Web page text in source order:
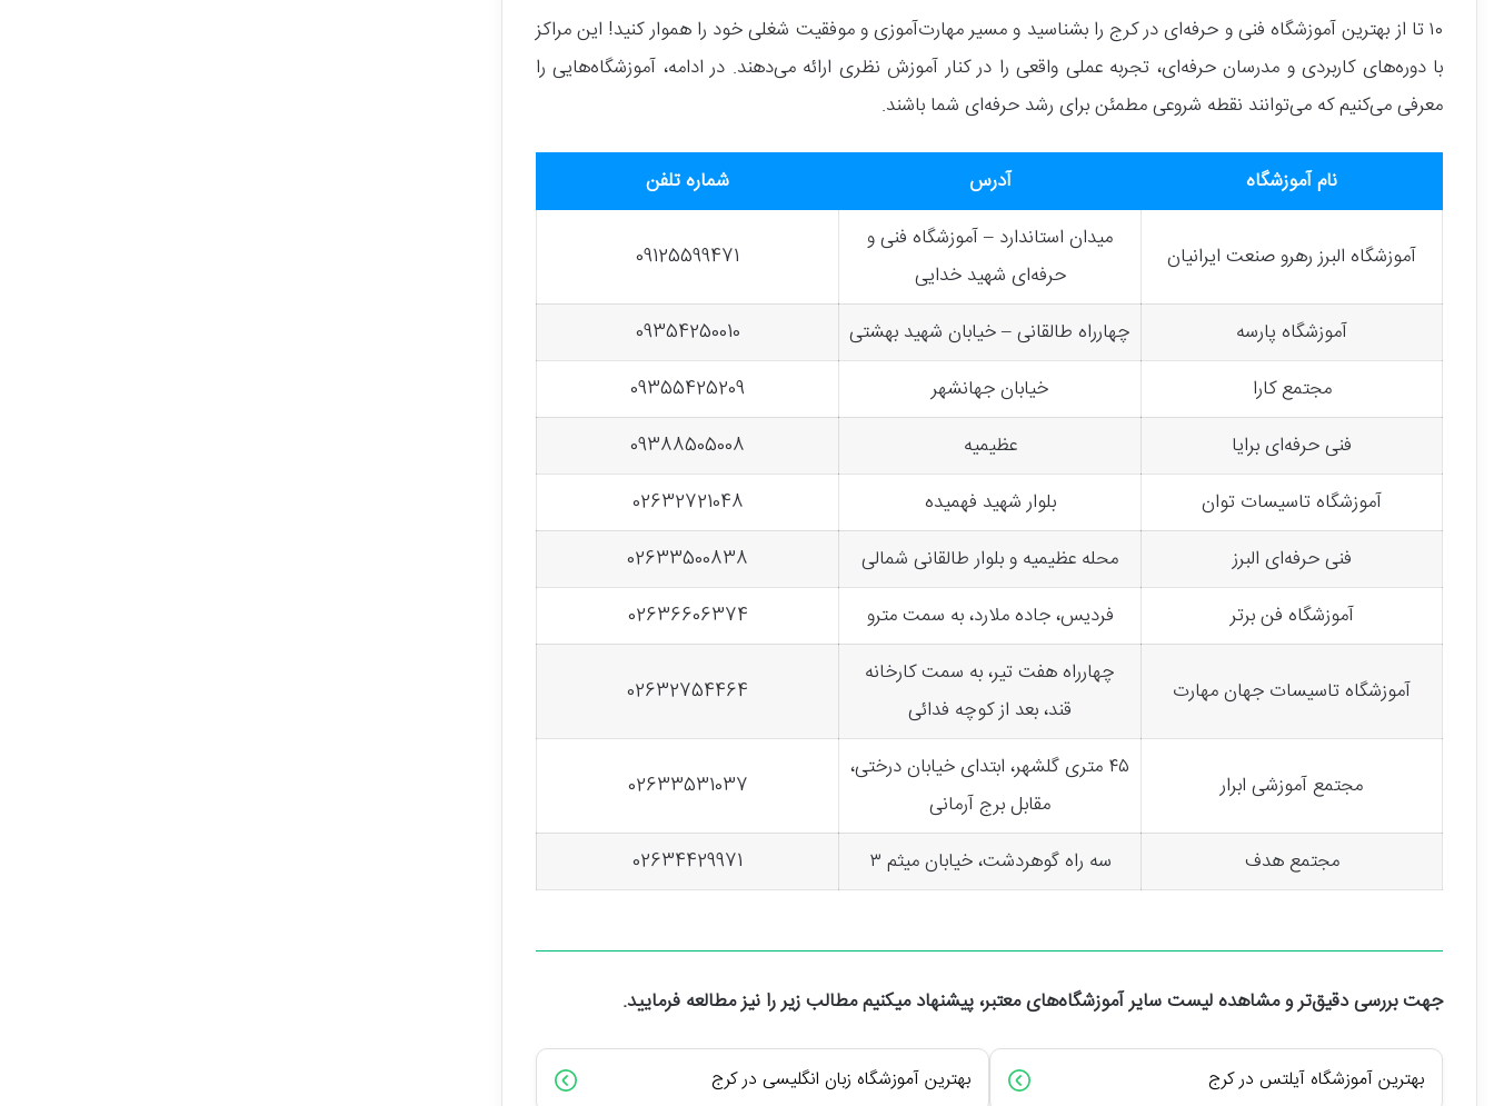
۱۰ تا از بهترین آموزشگاه فنی و حرفه‌ای در کرج را بشناسید و مسیر مهارت‌آموزی و موفقیت شغلی خود را هموار کنید! این مراکز
با دوره‌های کاربردی و مدرسان حرفه‌ای، تجربه عملی واقعی را در کنار آموزش نظری ارائه می‌دهند. در ادامه، آموزشگاه‌هایی را
معرفی می‌کنیم که می‌توانند نقطه شروعی مطمئن برای رشد حرفه‌ای شما باشند.
نام آموزشگاه آدرس شماره تلفن
آموزشگاه البرز رهرو صنعت ایرانیان
میدان استاندارد – آموزشگاه فنی و
حرفه‌ای شهید خدایی
09125599471
آموزشگاه پارسه چهارراه طالقانی – خیابان شهید بهشتی
09354250010
مجتمع کارا
خیابان جهانشهر
09355425209
فنی حرفه‌ای برایا
عظیمیه
09388505008
آموزشگاه تاسیسات توان
بلوار شهید فهمیده
02632721048
فنی حرفه‌ای البرز
محله عظیمیه و بلوار طالقانی شمالی
02633500838
آموزشگاه فن برتر
فردیس، جاده ملارد، به سمت مترو 02636606374
آموزشگاه تاسیسات جهان مهارت
چهارراه هفت تیر، به سمت کارخانه
قند، بعد از کوچه فدائی
02632754464
مجتمع آموزشی ابرار
۴۵ متری گلشهر، ابتدای خیابان درختی،
مقابل برج آرمانی
02633531037
مجتمع هدف سه راه گوهردشت، خیابان میثم ۳ 02634429971
جهت بررسی دقیق‌تر و مشاهده لیست سایر آموزشگاه‌های معتبر، پیشنهاد میکنیم مطالب زیر را نیز مطالعه فرمایید.
بهترین آموزشگاه آیلتس در کرج بهترین آموزشگاه زبان انگلیسی در کرج